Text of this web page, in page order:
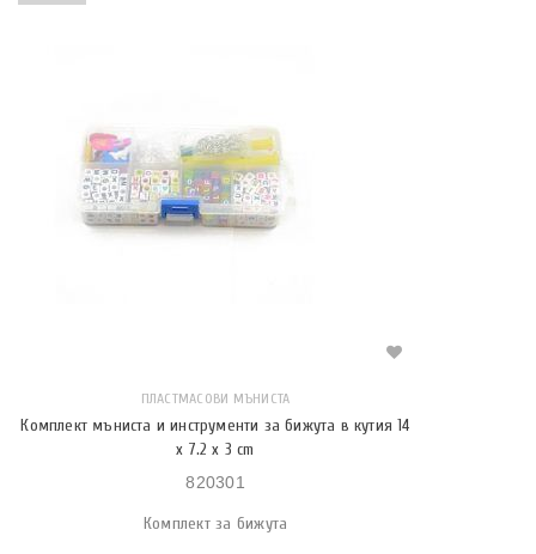
ПЛАСТМАСОВИ МЪНИСТА
Комплект мъниста и инструменти за бижута в кутия 14
x 7.2 x 3 cm
820301
Комплект за бижута